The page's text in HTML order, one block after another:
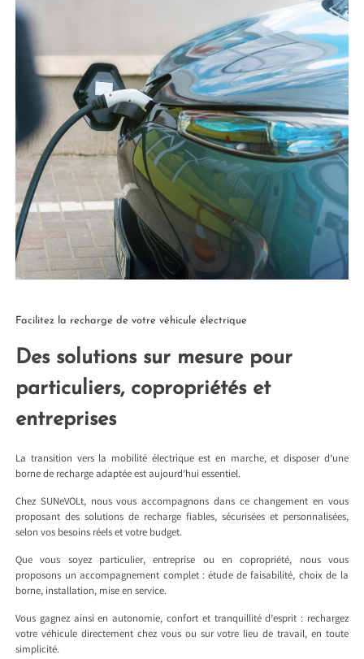
Facilitez la recharge de votre véhicule électrique
Des solutions sur mesure pour
particuliers, copropriétés et
entreprises
La transition vers la mobilité électrique est en marche, et disposer d’une
borne de recharge adaptée est aujourd’hui essentiel.
Chez SUNeVOLt, nous vous accompagnons dans ce changement en vous
proposant des solutions de recharge fiables, sécurisées et personnalisées,
selon vos besoins réels et votre budget.
Que vous soyez particulier, entreprise ou en copropriété, nous vous
proposons un accompagnement complet : étude de faisabilité, choix de la
borne, installation, mise en service.
Vous gagnez ainsi en autonomie, confort et tranquillité d’esprit : rechargez
votre véhicule directement chez vous ou sur votre lieu de travail, en toute
simplicité.